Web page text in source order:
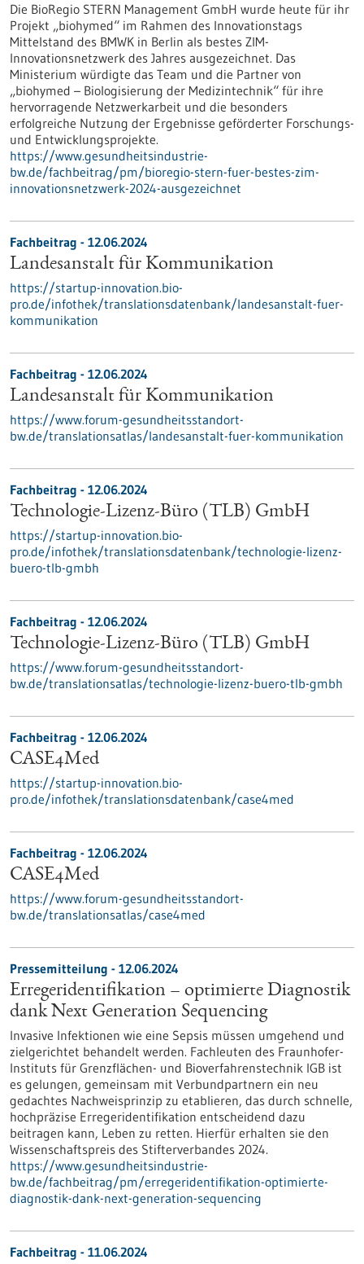
Die BioRegio STERN Management GmbH wurde heute für ihr
Projekt „biohymed“ im Rahmen des Innovationstags
Mittelstand des BMWK in Berlin als bestes ZIM-
Innovationsnetzwerk des Jahres ausgezeichnet. Das
Ministerium würdigte das Team und die Partner von
„biohymed – Biologisierung der Medizintechnik“ für ihre
hervorragende Netzwerkarbeit und die besonders
erfolgreiche Nutzung der Ergebnisse geförderter Forschungs-
und Entwicklungsprojekte.
https://www.gesundheitsindustrie-
bw.de/fachbeitrag/pm/bioregio-stern-fuer-bestes-zim-
innovationsnetzwerk-2024-ausgezeichnet
Fachbeitrag - 12.06.2024
Landesanstalt für Kommunikation
https://startup-innovation.bio-
pro.de/infothek/translationsdatenbank/landesanstalt-fuer-
kommunikation
Fachbeitrag - 12.06.2024
Landesanstalt für Kommunikation
https://www.forum-gesundheitsstandort-
bw.de/translationsatlas/landesanstalt-fuer-kommunikation
Fachbeitrag - 12.06.2024
Technologie-Lizenz-Büro (TLB) GmbH
https://startup-innovation.bio-
pro.de/infothek/translationsdatenbank/technologie-lizenz-
buero-tlb-gmbh
Fachbeitrag - 12.06.2024
Technologie-Lizenz-Büro (TLB) GmbH
https://www.forum-gesundheitsstandort-
bw.de/translationsatlas/technologie-lizenz-buero-tlb-gmbh
Fachbeitrag - 12.06.2024
CASE4Med
https://startup-innovation.bio-
pro.de/infothek/translationsdatenbank/case4med
Fachbeitrag - 12.06.2024
CASE4Med
https://www.forum-gesundheitsstandort-
bw.de/translationsatlas/case4med
Pressemitteilung - 12.06.2024
Erregeridentifikation – optimierte Diagnostik
dank Next Generation Sequencing
Invasive Infektionen wie eine Sepsis müssen umgehend und
zielgerichtet behandelt werden. Fachleuten des Fraunhofer-
Instituts für Grenzflächen- und Bioverfahrenstechnik IGB ist
es gelungen, gemeinsam mit Verbundpartnern ein neu
gedachtes Nachweisprinzip zu etablieren, das durch schnelle,
hochpräzise Erregeridentifikation entscheidend dazu
beitragen kann, Leben zu retten. Hierfür erhalten sie den
Wissenschaftspreis des Stifterverbandes 2024.
https://www.gesundheitsindustrie-
bw.de/fachbeitrag/pm/erregeridentifikation-optimierte-
diagnostik-dank-next-generation-sequencing
Fachbeitrag - 11.06.2024